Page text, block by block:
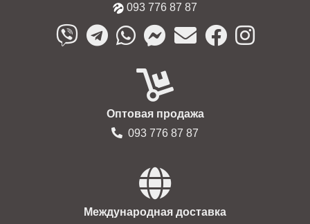
093 776 87 87
Оптовая продажа
093 776 87 87
Международная доставка